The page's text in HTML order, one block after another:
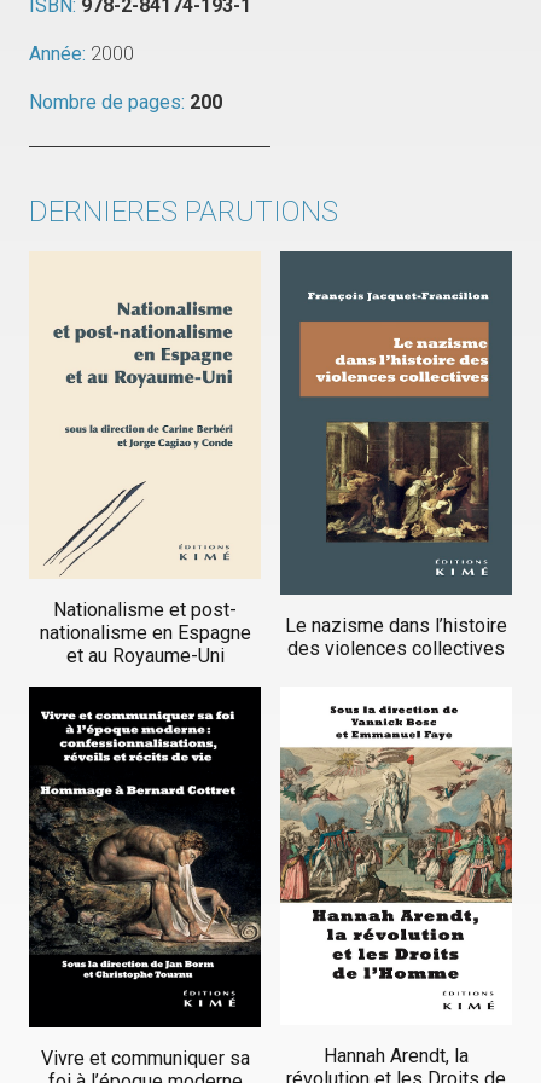
ISBN: 978-2-84174-193-1
Année: 2000
Nombre de pages: 200
DERNIERES PARUTIONS
Nationalisme et post-
nationalisme en Espagne
et au Royaume-Uni
Le nazisme dans l’histoire
des violences collectives
Vivre et communiquer sa
Hannah Arendt, la